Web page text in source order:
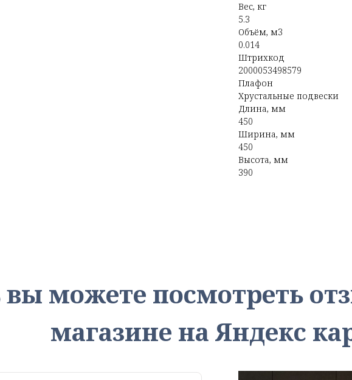
Вес, кг
5.3
Объём, м3
0.014
Штрихкод
2000053498579
Плафон
Хрустальные подвески
Длина, мм
450
Ширина, мм
450
Высота, мм
390
вы можете посмотреть
магазине на Яндекс